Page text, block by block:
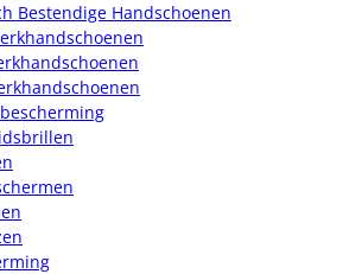
Bestendige Handschoenen